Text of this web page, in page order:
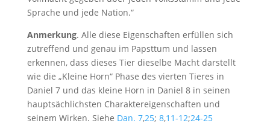
Sprache und jede Nation.“
Anmerkung. Alle diese Eigenschaften erfüllen sich
zutreffend und genau im Papsttum und lassen
erkennen, dass dieses Tier dieselbe Macht darstellt
wie die „Kleine Horn“ Phase des vierten Tieres in
Daniel 7und das kleine Horn in Daniel 8in seinen
hauptsächlichsten Charaktereigenschaften und
seinem Wirken. Siehe Dan. 7,25; 8,11-12;24-25